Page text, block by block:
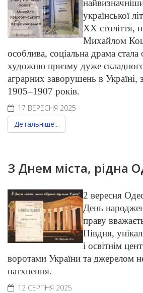
української
XX століття,
Михайлом
особлива, соціальна драма
художню призму дуже
аграрних заворушень в Україні,
1905–1907 років.
17 ВЕРЕСНЯ 2025
Детальніше...
З Днем міста, рідна
2 вересня
День
праву
Півдня,
і освітнім
воротами України та джерелом
натхнення.
12 СЕРПНЯ 2025